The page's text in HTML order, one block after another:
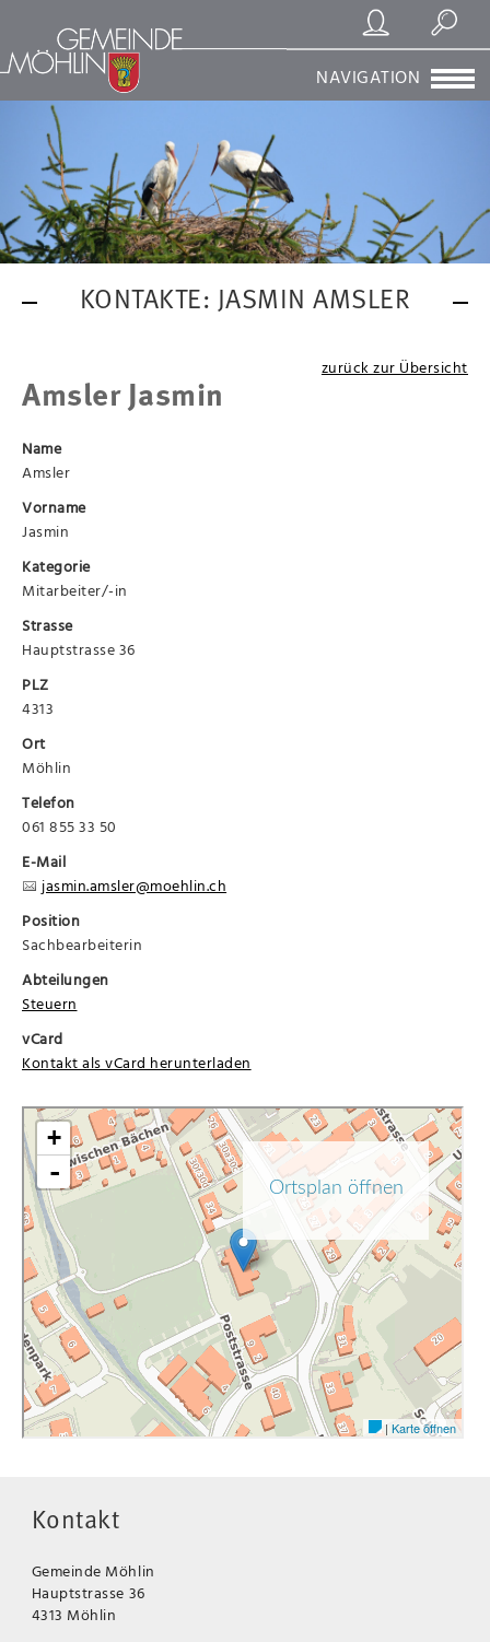
Registrierung/Login
Suchen
NAVIGATION
KONTAKTE: JASMIN AMSLER
zurück zur Übersicht
Amsler Jasmin
Name
Amsler
Vorname
Jasmin
Kategorie
Mitarbeiter/-in
Strasse
Hauptstrasse 36
PLZ
4313
Ort
Möhlin
Telefon
061 855 33 50
E-Mail
jasmin.amsler@moehlin.ch
Position
Sachbearbeiterin
Abteilungen
Steuern
vCard
Kontakt als vCard herunterladen
Kontakt
Gemeinde Möhlin
Hauptstrasse 36
4313 Möhlin